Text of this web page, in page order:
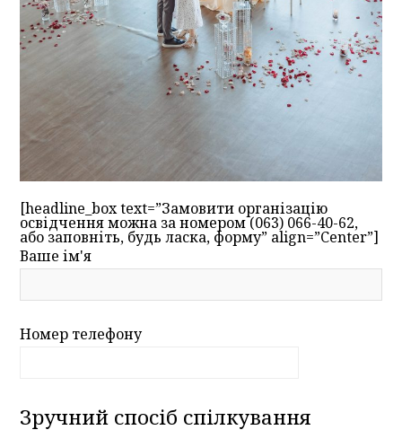
[headline_box text=”Замовити організацію
освідчення можна за номером (063) 066-40-62,
або заповніть, будь ласка, форму” align=”Center”]
Ваше ім'я
Номер телефону
Зручний спосіб спілкування